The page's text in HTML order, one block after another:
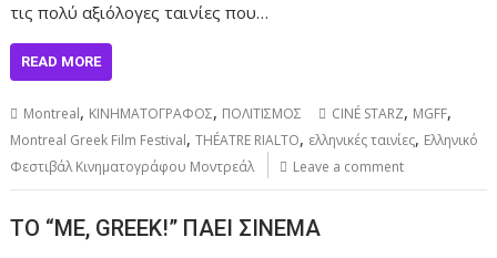
τις πολύ αξιόλογες ταινίες που…
READ MORE
Montreal, ΚΙΝΗΜΑΤΟΓΡΑΦΟΣ, ΠΟΛΙΤΙΣΜΟΣ CINÉ STARZ, MGFF,
Montreal Greek Film Festival,THÉATRE RIALTO, ελληνικές ταινίες, Ελληνικό
Φεστιβάλ Κινηματογράφου Μοντρεάλ
Leave a comment
TO “ME, GREEK!” ΠΑΕΙ ΣΙΝΕΜΑ